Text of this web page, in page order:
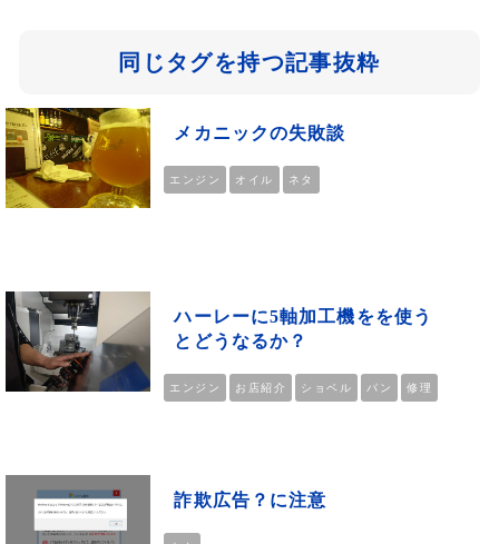
同じタグを持つ記事抜粋
メカニックの失敗談
エンジン オイル ネタ
ハーレーに5軸加工機をを使う
とどうなるか？
エンジン お店紹介 ショベル パン 修理
詐欺広告？に注意